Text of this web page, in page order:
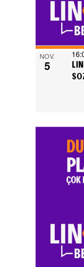
NOV.
5